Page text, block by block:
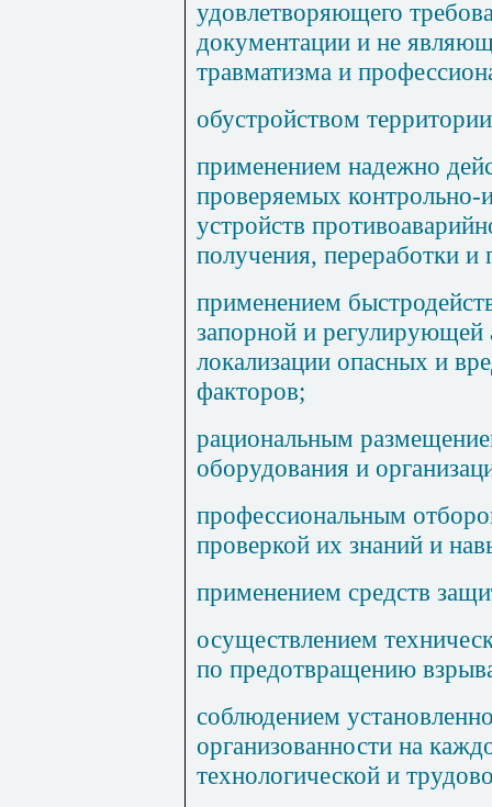
удовлетворяющего
документации и не
травматизма и
обустройством
применением надежно
проверяемых
устройств
получения, переработки
применением
запорной и регулирующей
локализации опасных и
факторов;
рациональным
оборудования и
профессиональным
проверкой их знаний и
применением средств
осуществлением
по предотвращению
соблюдением
организованности на
технологической и